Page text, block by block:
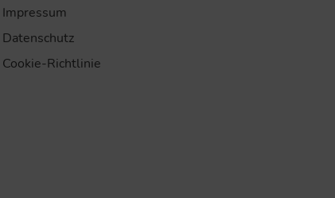
Impressum
Datenschutz
Cookie-Richtlinie